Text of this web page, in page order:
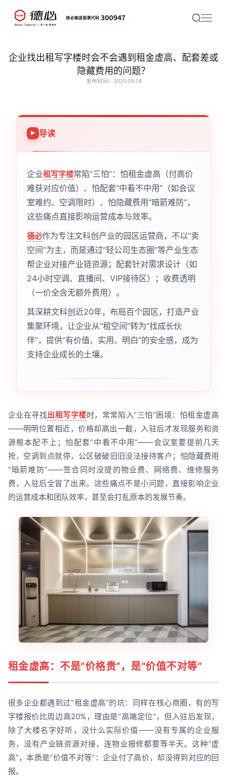
企业找出租写字楼时会不会遇到租金虚高、配套差或
隐藏费用的问题？
发布时间：2025-09-14
导读
企业租写字楼常陷“三怕”：怕租金虚高（付高价
难获对应价值）、怕配套“中看不中用”（如会议
室难约、空调限时）、怕隐藏费用“暗箭难防”，
这些痛点直接影响运营成本与效率。
德必作为专注文科创产业的园区运营商，不以“卖
空间”为主，而是通过“轻公司生态圈”等产业生态
帮企业对接产业链资源；配套针对需求设计（如
24小时空调、直播间、VIP接待区）；收费透明
（一价全含无额外费用）。
其深耕文科创近20年，布局百个园区，打造产业
集聚环境，让企业从“租空间”转为“找成长伙
伴”，提供“有价值、实用、明白”的安全感，成为
支持企业成长的土壤。
企业在寻找出租写字楼时，常常陷入“三怕”困境：怕租金虚高
——明明位置相近，价格却高出一截，入驻后才发现服务和资
源根本配不上；怕配套“中看不中用”——会议室要提前几天
抢，空调到点就停，公区破破旧旧没法接待客户；怕隐藏费用
“暗箭难防”——签合同时没提的物业费、网络费、维修服务
费，入驻后全冒了出来。这些痛点不是小问题，直接影响企业
的运营成本和团队效率，甚至会打乱原本的发展节奏。
租金虚高：不是“价格贵”，是“价值不对等”
很多企业都遇到过“租金虚高”的坑：同样在核心商圈，有的写
字楼报价比周边高20%，理由是“高端定位”，但入驻后发现，
除了大楼名字好听，没什么实际价值——没有专属的企业服
务，没有产业链资源对接，连物业报修都要等半天。这种“虚
高”，本质是“价值不对等”：企业付了高价，却没得到对应的回
报。